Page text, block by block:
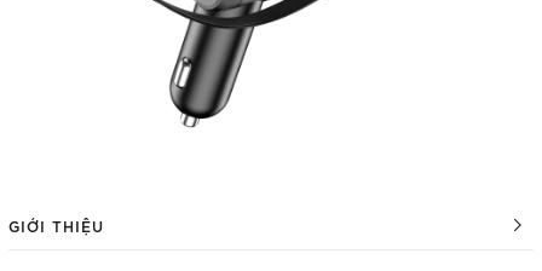
GIỚI THIỆU